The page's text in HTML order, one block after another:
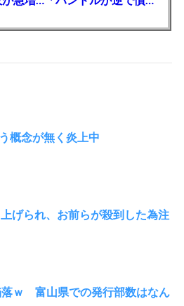
概念が無く炎上中
げられ、お前らが殺到した為注
ｗ 富山県での発行部数はなん